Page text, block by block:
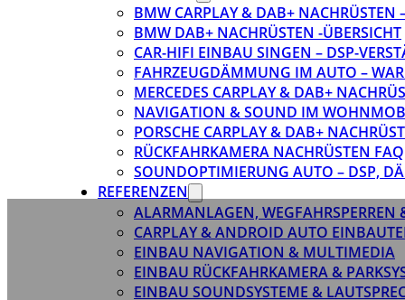
BMW CARPLAY & DAB+ NACHRÜSTEN
BMW DAB+ NACHRÜSTEN -ÜBERSICHT
CAR-HIFI EINBAU SINGEN – DSP-
FAHRZEUGDÄMMUNG IM AUTO –
MERCEDES CARPLAY & DAB+
NAVIGATION & SOUND IM
PORSCHE CARPLAY & DAB+
RÜCKFAHRKAMERA NACHRÜSTEN FAQ
SOUNDOPTIMIERUNG AUTO – DSP,
REFERENZEN
ALARMANLAGEN, WEGFAHRSPERREN
CARPLAY & ANDROID AUTO
EINBAU NAVIGATION & MULTIMEDIA
EINBAU RÜCKFAHRKAMERA &
EINBAU SOUNDSYSTEME &